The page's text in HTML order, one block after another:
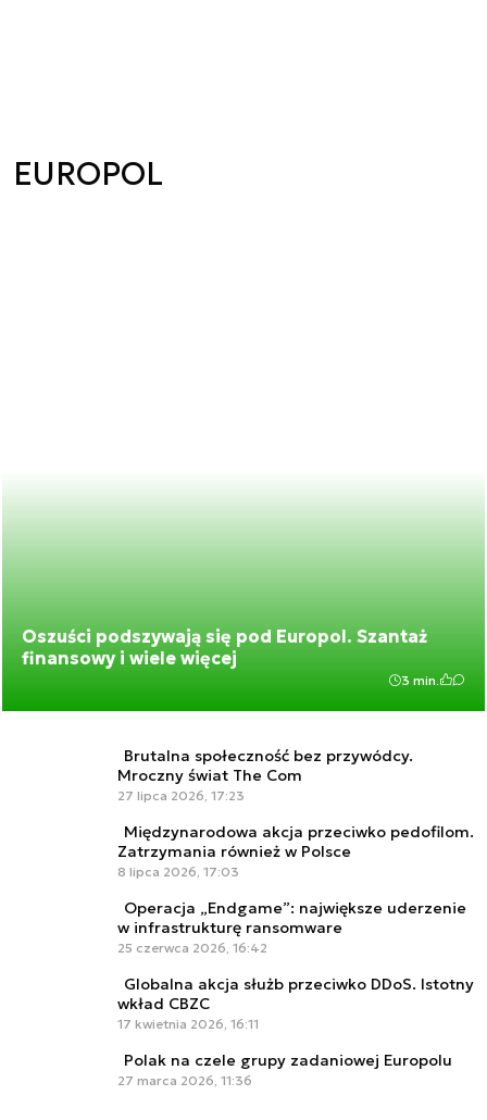
EUROPOL
Oszuści podszywają się pod Europol. Szantaż
finansowy i wiele więcej
3 min.
Brutalna społeczność bez przywódcy.
Mroczny świat The Com
27 lipca 2026, 17:23
Międzynarodowa akcja przeciwko pedofilom.
Zatrzymania również w Polsce
8 lipca 2026, 17:03
Operacja „Endgame”: największe uderzenie
w infrastrukturę ransomware
25 czerwca 2026, 16:42
Globalna akcja służb przeciwko DDoS. Istotny
wkład CBZC
17 kwietnia 2026, 16:11
Polak na czele grupy zadaniowej Europolu
27 marca 2026, 11:36